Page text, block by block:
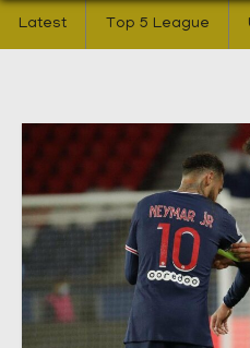
Latest Top 5 League